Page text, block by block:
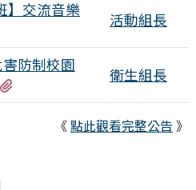
】交流音樂
活動組長
防制校園
衛生組長
《點此觀看完整公告 》